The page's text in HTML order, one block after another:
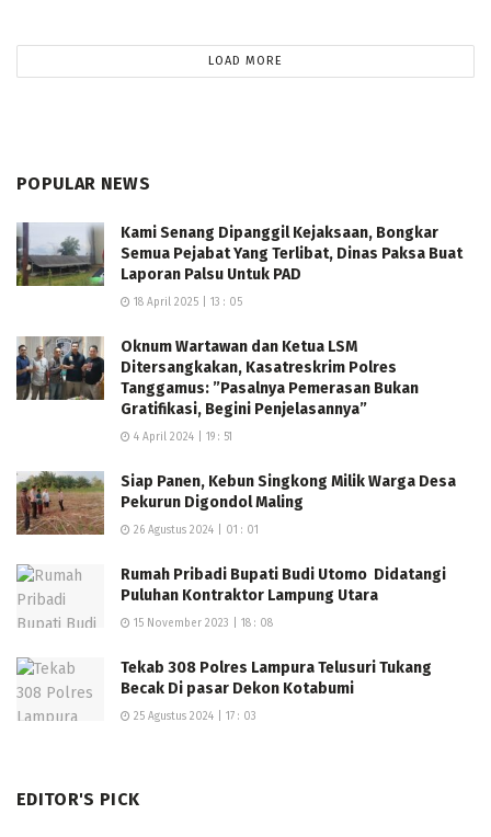
LOAD MORE
POPULAR NEWS
Kami Senang Dipanggil Kejaksaan, Bongkar
Semua Pejabat Yang Terlibat, Dinas Paksa Buat
Laporan Palsu Untuk PAD
18 April 2025 | 13 : 05
Oknum Wartawan dan Ketua LSM
Ditersangkakan, Kasatreskrim Polres
Tanggamus: ”Pasalnya Pemerasan Bukan
Gratifikasi, Begini Penjelasannya”
4 April 2024 | 19 : 51
Siap Panen, Kebun Singkong Milik Warga Desa
Pekurun Digondol Maling
26 Agustus 2024 | 01 : 01
Rumah Pribadi Bupati Budi Utomo Didatangi
Puluhan Kontraktor Lampung Utara
15 November 2023 | 18 : 08
Tekab 308 Polres Lampura Telusuri Tukang
Becak Di pasar Dekon Kotabumi
25 Agustus 2024 | 17 : 03
EDITOR'S PICK